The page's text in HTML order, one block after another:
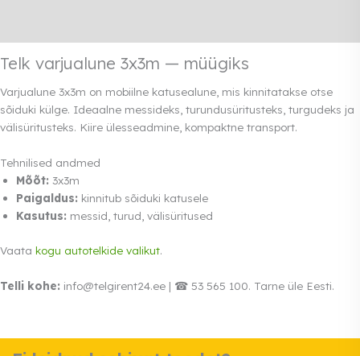
Telk varjualune 3x3m — müügiks
Varjualune 3x3m on mobiilne katusealune, mis kinnitatakse otse
sõiduki külge. Ideaalne messideks, turundusüritusteks, turgudeks ja
välisüritusteks. Kiire ülesseadmine, kompaktne transport.
Tehnilised andmed
Mõõt: 3x3m
Paigaldus: kinnitub sõiduki katusele
Kasutus: messid, turud, välisüritused
Vaata kogu autotelkide valikut.
Telli kohe: info@telgirent24.ee | ☎ 53 565 100. Tarne üle Eesti.